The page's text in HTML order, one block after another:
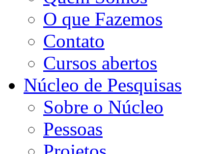
O que Fazemos
Contato
Cursos abertos
Núcleo de Pesquisas
Sobre o Núcleo
Pessoas